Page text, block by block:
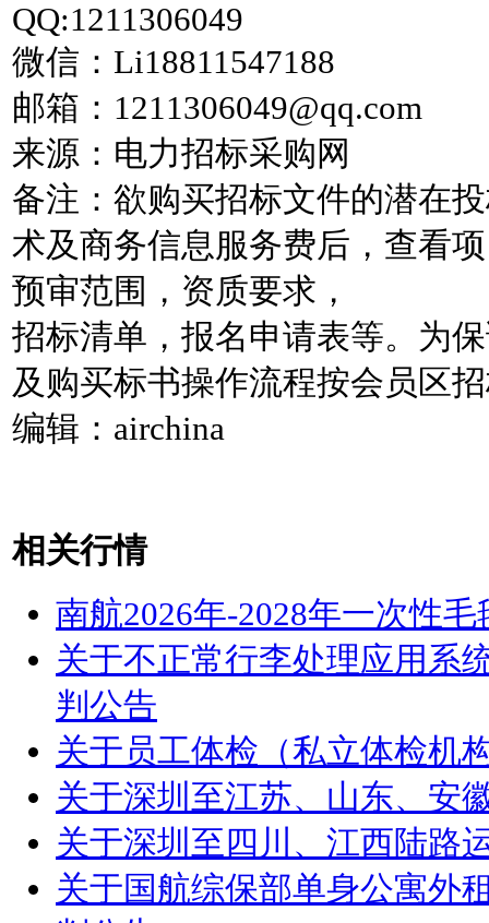
QQ:1211306049
微信：Li18811547188
邮箱：1211306049@qq.com
来源：电力招标采购网
备注：欲购买招标文件的潜在
术及商务信息服务费后，查看
预审范围，资质要求，
招标清单，报名申请表等。为
及购买标书操作流程按会员区
编辑：airchina
相关行情
南航2026年-2028年一次性
关于不正常行李处理应用系
判公告
关于员工体检（私立体检机
关于深圳至江苏、山东、安
关于深圳至四川、江西陆路
关于国航综保部单身公寓外